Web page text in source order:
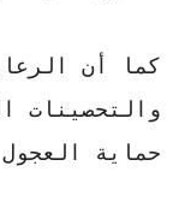
كما أن
والتحصينات
حماية